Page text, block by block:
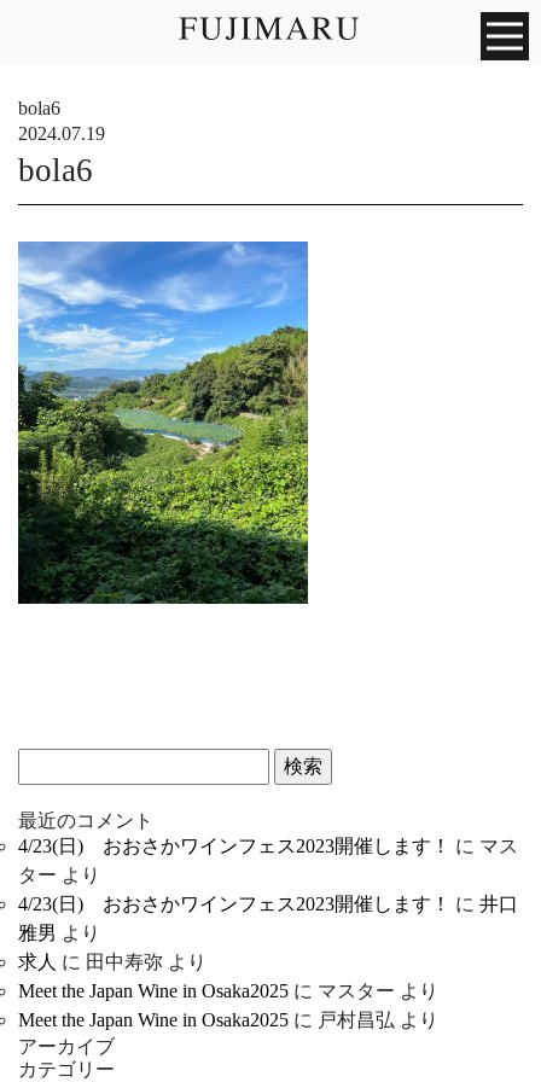
bola6
2024.07.19
bola6
索:
最近のコメント
4/23(日) おおさかワインフェス2023開催します！
に マス
ター より
4/23(日) おおさかワインフェス2023開催します！
に 井口
雅男 より
求人 に 田中寿弥 より
Meet the Japan Wine in Osaka2025 に マスター より
Meet the Japan Wine in Osaka2025 に 戸村昌弘 より
アーカイブ
カテゴリー